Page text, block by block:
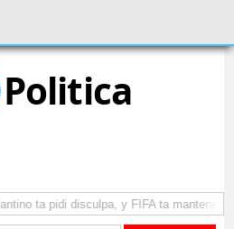
Politica
ta pidi disculpa, y FIFA ta mantene su